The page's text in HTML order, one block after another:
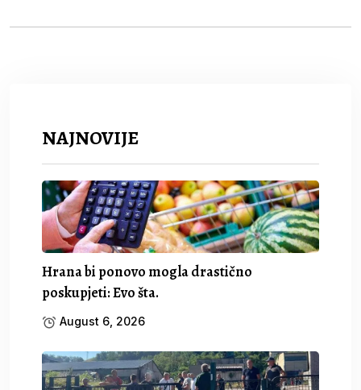
NAJNOVIJE
Hrana bi ponovo mogla drastično
poskupjeti: Evo šta.
August 6, 2026